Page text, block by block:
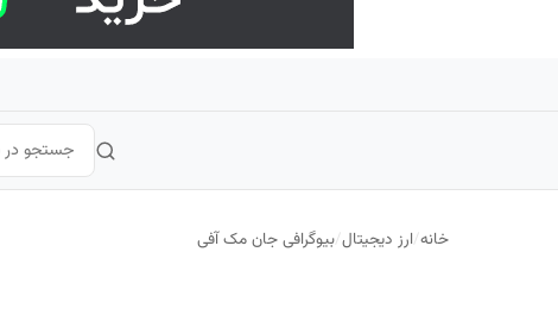
خانه/ارز دیجیتال/بیوگرافی جان مک‌ آفی